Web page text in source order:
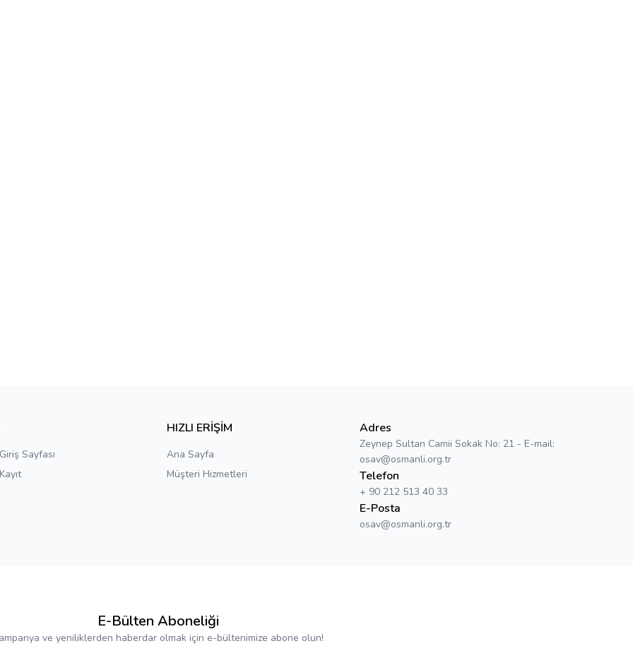
Sayfası
HIZLI ERİŞİM
Ana Sayfa
Müşteri Hizmetleri
Adres
Zeynep Sultan Camii Sokak No: 21 - E-mail:
osav@osmanli.org.tr
Telefon
+ 90 212 513 40 33
E-Posta
osav@osmanli.org.tr
E-Bülten Aboneliği
ve yeniliklerden haberdar olmak için e-bültenimize abone olun!